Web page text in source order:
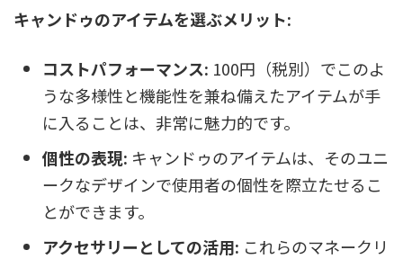
キャンドゥのアイテムを選ぶメリット:
コストパフォーマンス: 100円（税別）でこのよ
うな多様性と機能性を兼ね備えたアイテムが手
に入ることは、非常に魅力的です。
個性の表現: キャンドゥのアイテムは、そのユニ
ークなデザインで使用者の個性を際立たせるこ
とができます。
アクセサリーとしての活用: これらのマネークリ